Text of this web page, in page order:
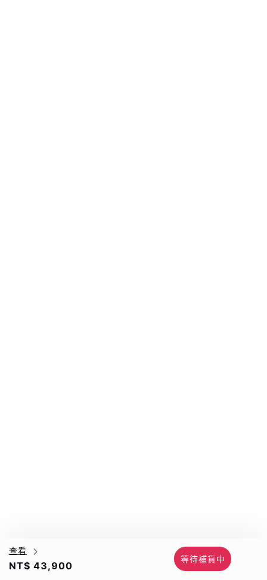
查看
NT$ 43,900
等待補貨中